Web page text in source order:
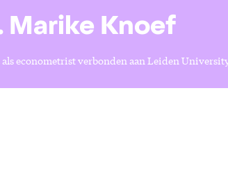
Marike Knoef
econometrist verbonden aan Leiden